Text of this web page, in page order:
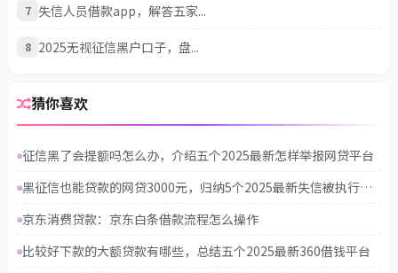
7 失信人员借款app，解答五家...
8 2025无视征信黑户口子，盘...
猜你喜欢
征信黑了会提额吗怎么办，介绍五个2025最新怎样举报网贷平台
黑征信也能贷款的网贷3000元，归纳5个2025最新失信被执行人能贷款的口子
京东消费贷款：京东白条借款流程怎么操作
比较好下款的大额贷款有哪些，总结五个2025最新360借钱平台